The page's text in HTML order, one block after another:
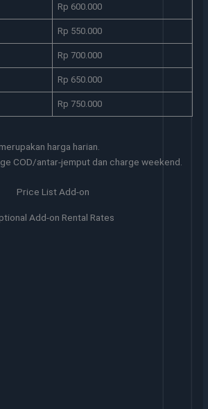
Rp 600.000
Rp 550.000
Rp 700.000
Rp 650.000
Rp 750.000
harga harian.
COD/antar-jemput dan charge weekend.
Price List Add-on
Add-on Rental Rates